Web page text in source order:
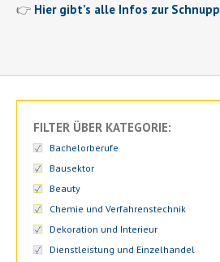
👉 Hier gibt’s alle Infos zur
FILTER ÜBER KATEGORIE:
Bachelorberufe
Bausektor
Beauty
Chemie und Verfahrenstechnik
Dekoration und Interieur
Dienstleistung und Einzelhandel